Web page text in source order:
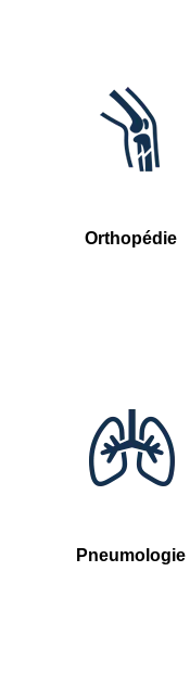
Orthopédie
Pneumologie